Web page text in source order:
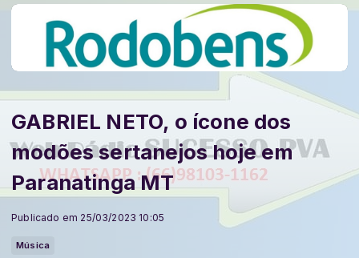
GABRIEL NETO, o ícone dos
modões sertanejos hoje em
Paranatinga MT
Publicado em 25/03/2023 10:05
Música